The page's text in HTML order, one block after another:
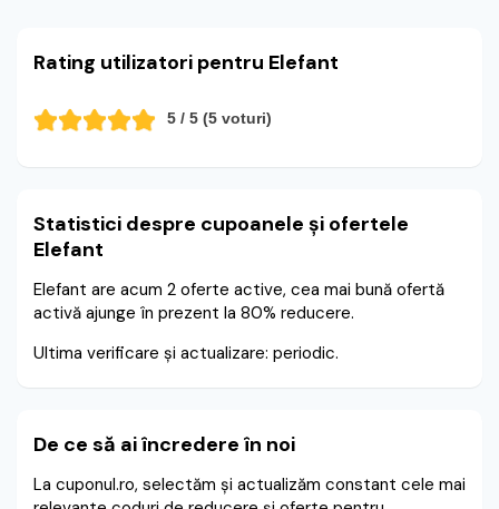
Rating utilizatori pentru Elefant
5 / 5 (5 voturi)
Statistici despre cupoanele și ofertele
Elefant
Elefant are acum 2 oferte active, cea mai bună ofertă
activă ajunge în prezent la 80% reducere.
Ultima verificare și actualizare: periodic.
De ce să ai încredere în noi
La cuponul.ro, selectăm și actualizăm constant cele mai